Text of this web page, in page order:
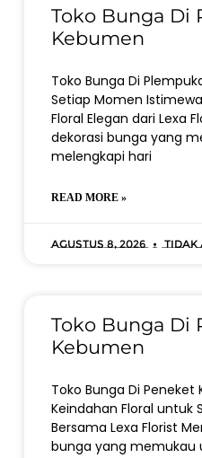
Toko Bunga Di
Kebumen
Toko Bunga Di
Setiap Momen
Floral Elegan dari Lexa
dekorasi bunga yang
melengkapi hari
READ MORE »
Agustus 8, 2026 Tidak
Toko Bunga Di
Kebumen
Toko Bunga Di
Keindahan Floral untuk
Bersama Lexa Florist
bunga yang memukau